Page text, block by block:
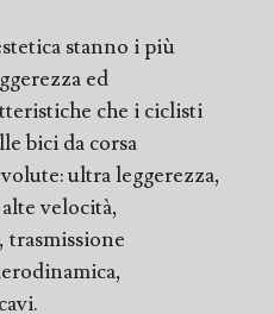
stanno i più
ed
che i ciclisti
bici da corsa
ultra leggerezza,
velocità,